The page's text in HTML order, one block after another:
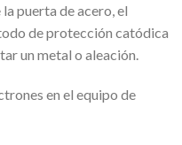
puerta de acero, el
de protección catódica
un metal o aleación.
en el equipo de